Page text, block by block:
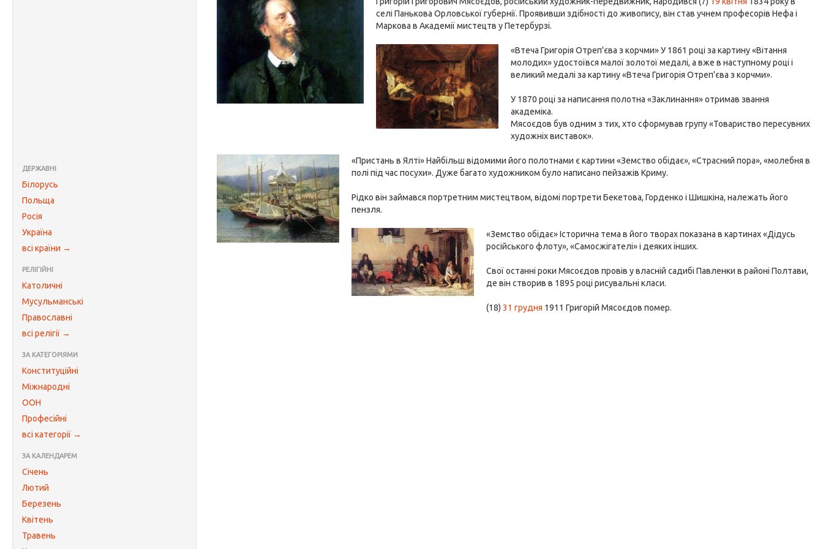
ДЕРЖАВНІ
Білорусь
Польща
Росія
Україна
всі країни →
РЕЛІГІЙНІ
Католичні
Мусульманські
Православні
всі релігії →
ЗА КАТЕГОРІЯМИ
Конституційні
Міжнародні
ООН
Професійні
всі категорії →
ЗА КАЛЕНДАРЕМ
Січень
Лютий
Березень
Квітень
Травень
селі Панькова Орловської губернії. Проявивши здібності до живопису, він став учнем професорів Нефа і
Маркова в Академії мистецтв у Петербурзі.
«Втеча Григорія Отреп'єва з корчми» У 1861 році за картину «Вітання
молодих» удостоївся малої золотої медалі, а вже в наступному році і
великий медалі за картину «Втеча Григорія Отреп'єва з корчми».
У 1870 році за написання полотна «Заклинання» отримав звання
академіка.
Мясоєдов був одним з тих, хто сформував групу «Товариство пересувних
художніх виставок».
«Пристань в Ялті» Найбільш відомими його полотнами є картини «Земство обідає», «Страсний пора», «молебня в
полі під час посухи». Дуже багато художником було написано пейзажів Криму.
Рідко він займався портретним мистецтвом, відомі портрети Бекетова, Горденко і Шишкіна, належать його
пензля.
«Земство обідає» Історична тема в його творах показана в картинах «Дідусь
російського флоту», «Самосжігателі» і деяких інших.
Свої останні роки Мясоєдов провів у власній садибі Павленки в районі Полтави,
де він створив в 1895 році рисувальні класи.
(18)31 грудня 1911 Григорій Мясоєдов помер.